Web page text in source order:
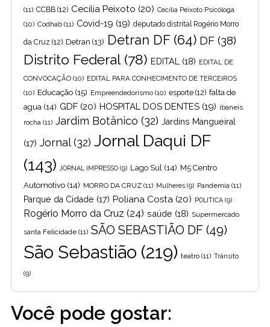
(11) CCBB (12) Cecilia Peixoto (20) Cecília Peixoto Psicóloga
(10) Codhab (11) Covid-19 (19) deputado distrital Rogério Morro
da Cruz (12) Detran (13) Detran DF(64) DF (38)
Distrito Federal(78) EDITAL (18) EDITAL DE
CONVOCAÇÃO (10) EDITAL PARA CONHECIMENTO DE TERCEIROS
(10) Educação (15) Empreendedorismo (10) esporte (12) falta de
agua (14) GDF (20) HOSPITAL DOS DENTES (19) ibaneis
rocha (11) Jardim Botânico (32) Jardins Mangueiral
(17) Jornal(32) Jornal Daqui DF
(143)
JORNAL IMPRESSO (9) Lago Sul (14) M5 Centro
Automotivo (14) MORRO DA CRUZ (11) Mulheres (9) Pandemia (11)
Parque da Cidade (17) Poliana Costa (20) POLITICA (9)
Rogério Morro da Cruz (24) saúde (18) Supermercado
santa Felicidade (11) SÃO SEBASTIÃO DF (49)
São Sebastião (219) teatro (11) Trânsito
(9)
Você pode gostar: